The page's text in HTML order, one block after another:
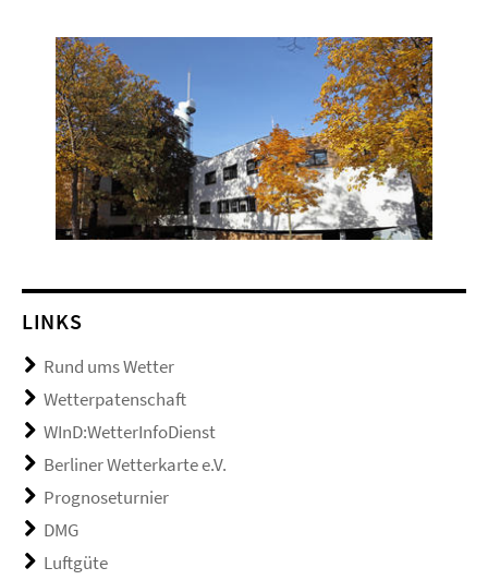
LINKS
Rund ums Wetter
Wetterpatenschaft
WInD:WetterInfoDienst
Berliner Wetterkarte e.V.
Prognoseturnier
DMG
Luftgüte